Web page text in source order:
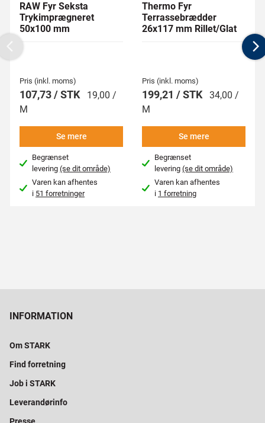
RAW Fyr Seksta
Trykimprægneret
50x100 mm
Pris (inkl. moms)
107,73 / STK
19,00 /
M
Se mere
Begrænset
levering(se dit område)
Varen kan afhentes
i 51 forretninger
Thermo Fyr
Terrassebrædder
26x117 mm Rillet/Glat
Pris (inkl. moms)
199,21 / STK 34,00 /
M
Se mere
Begrænset
levering(se dit område)
Varen kan afhentes
i 1 forretning
Previous
INFORMATION
Om STARK
Find forretning
Job i STARK
Leverandørinfo